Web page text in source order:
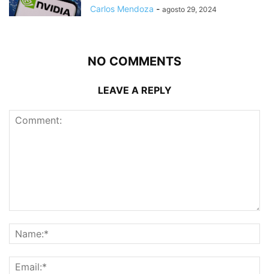
Carlos Mendoza - agosto 29, 2024
NO COMMENTS
LEAVE A REPLY